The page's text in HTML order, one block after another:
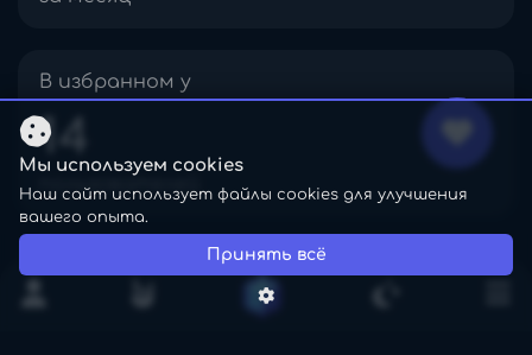
Мы используем cookies
Наш сайт использует файлы cookies для улучшения
вашего опыта.
Принять всё
Трек не выбран
В избранном у
14
пользователей
Всего прослушиваний
780